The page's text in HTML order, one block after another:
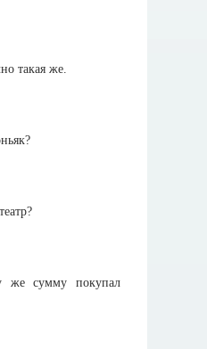
такая же.
же сумму покупал